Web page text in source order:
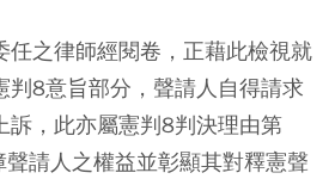
任之律師經閱卷，正藉此檢視就
判8意旨部分，聲請人自得請求
訴，此亦屬憲判8判決理由第
請人之權益並彰顯其對釋憲聲